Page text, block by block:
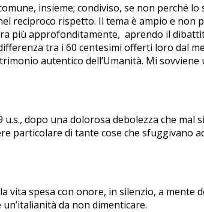
insieme; condiviso, se non perché
reciproco rispetto. Il tema è ampio e non
più approfonditamente, aprendo il
tra i 60 centesimi offerti loro dal
autentico dell’Umanità. Mi
u.s., dopo una dolorosa debolezza che
particolare di tante cose che
vita spesa con onore, in silenzio, a mente
da non dimenticare.